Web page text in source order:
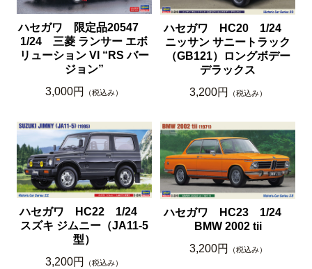
ハセガワ 限定品20547
1/24 三菱 ランサー エボ
リューション VI “RS バー
ジョン”
3,000円
（税込み）
ハセガワ HC20 1/24
ニッサン サニートラック
（GB121）ロングボデー
デラックス
3,200円
（税込み）
ハセガワ HC22 1/24
スズキ ジムニー（JA11-5
型）
3,200円
（税込み）
ハセガワ HC23 1/24
BMW 2002 tii
3,200円
（税込み）